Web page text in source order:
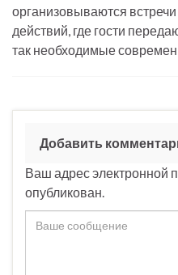
организовываются
действий, где гости
так необходимые
Добавить
Ваш адрес электронной
опубликован.